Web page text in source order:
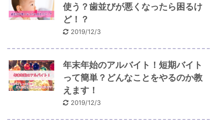
使う？歯並びが悪くなったら困るけ
ど！？
2019/12/3
年末年始のアルバイト！短期バイト
って簡単？どんなことをやるのか教
えます！
2019/12/3